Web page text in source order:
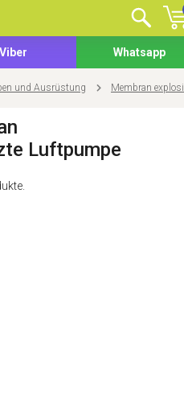
Viber Whatsapp
und Ausrüstung Membran
Luftpumpe